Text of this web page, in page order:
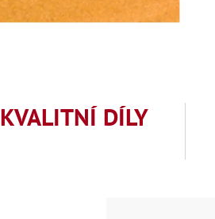
KVALITNÍ DÍLY